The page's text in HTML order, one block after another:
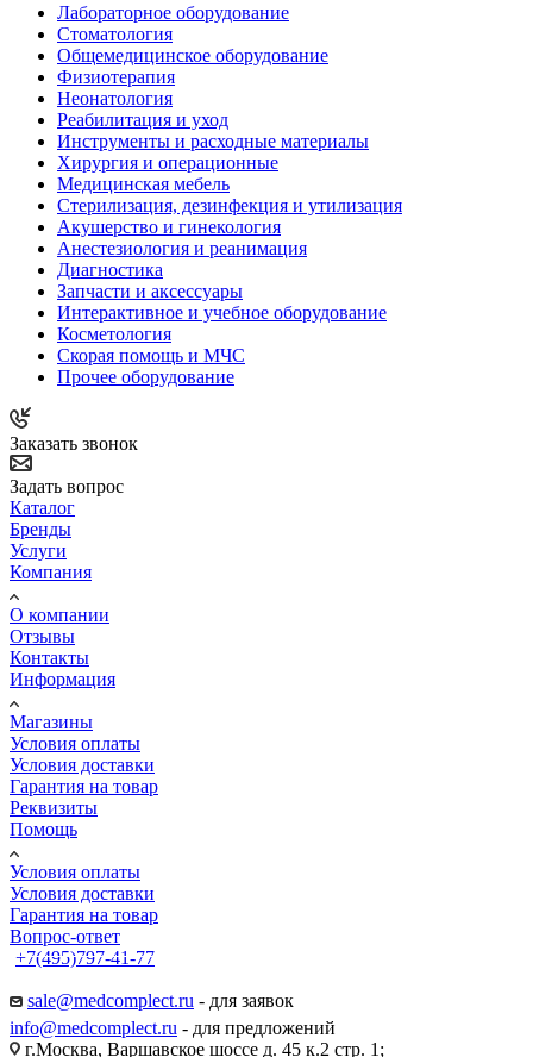
Лабораторное оборудование
Стоматология
Общемедицинское оборудование
Физиотерапия
Неонатология
Реабилитация и уход
Инструменты и расходные материалы
Хирургия и операционные
Медицинская мебель
Стерилизация, дезинфекция и утилизация
Акушерство и гинекология
Анестезиология и реанимация
Диагностика
Запчасти и аксессуары
Интерактивное и учебное оборудование
Косметология
Скорая помощь и МЧС
Прочее оборудование
Заказать звонок
Задать вопрос
Каталог
Бренды
Услуги
Компания
О компании
Отзывы
Контакты
Информация
Магазины
Условия оплаты
Условия доставки
Гарантия на товар
Реквизиты
Помощь
Условия оплаты
Условия доставки
Гарантия на товар
Вопрос-ответ
+7(495)797-41-77
sale@medcomplect.ru - для заявок
info@medcomplect.ru - для предложений
г.Москва, Варшавское шоссе д. 45 к.2 стр. 1;